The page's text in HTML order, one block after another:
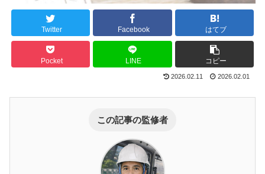
Twitter Facebook はてブ
Pocket LINE コピー
2026.02.11 2026.02.01
この記事の監修者